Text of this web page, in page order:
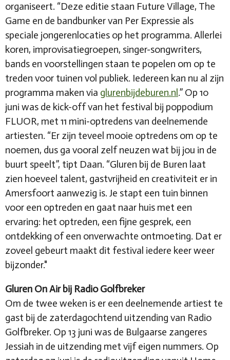
organiseert. “Deze editie staan Future Village, The
Game en de bandbunker van Per Expressie als
speciale jongerenlocaties op het programma. Allerlei
koren, improvisatiegroepen, singer-songwriters,
bands en voorstellingen staan te popelen om op te
treden voor tuinen vol publiek. Iedereen kan nu al zijn
programma maken via glurenbijdeburen.nl.” Op 10
juni was de kick-off van het festival bij poppodium
FLUOR, met 11 mini-optredens van deelnemende
artiesten. “Er zijn teveel mooie optredens om op te
noemen, dus ga vooral zelf neuzen wat bij jou in de
buurt speelt”, tipt Daan. “Gluren bij de Buren laat
zien hoeveel talent, gastvrijheid en creativiteit er in
Amersfoort aanwezig is. Je stapt een tuin binnen
voor een optreden en gaat naar huis met een
ervaring: het optreden, een fijne gesprek, een
ontdekking of een onverwachte ontmoeting. Dat er
zoveel gebeurt maakt dit festival iedere keer weer
bijzonder."
Gluren On Air bij Radio Golfbreker
Om de twee weken is er een deelnemende artiest te
gast bij de zaterdagochtend uitzending van Radio
Golfbreker. Op 13 juni was de Bulgaarse zangeres
Jessiah in de uitzending met vijf eigen nummers. Op